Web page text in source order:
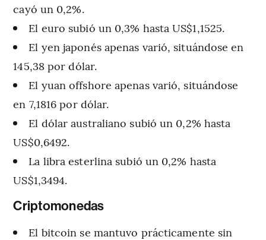
cayó un 0,2%.
El euro subió un 0,3% hasta US$1,1525.
El yen japonés apenas varió, situándose en
145,38 por dólar.
El yuan offshore apenas varió, situándose
en 7,1816 por dólar.
El dólar australiano subió un 0,2% hasta
US$0,6492.
La libra esterlina subió un 0,2% hasta
US$1,3494.
Criptomonedas
El bitcoin se mantuvo prácticamente sin